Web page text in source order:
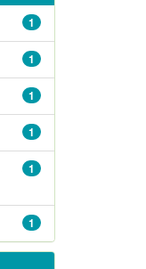
1
1
1
1
1
1